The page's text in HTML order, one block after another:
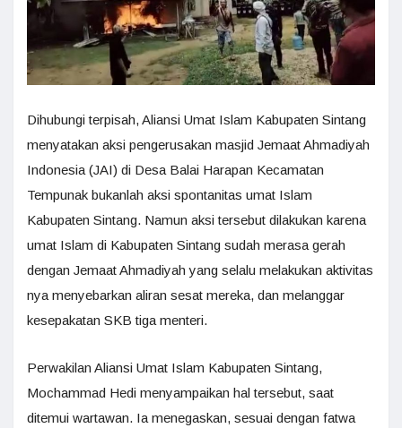
Dihubungi terpisah, Aliansi Umat Islam Kabupaten Sintang
menyatakan aksi pengerusakan masjid Jemaat Ahmadiyah
Indonesia (JAI) di Desa Balai Harapan Kecamatan
Tempunak bukanlah aksi spontanitas umat Islam
Kabupaten Sintang. Namun aksi tersebut dilakukan karena
umat Islam di Kabupaten Sintang sudah merasa gerah
dengan Jemaat Ahmadiyah yang selalu melakukan aktivitas
nya menyebarkan aliran sesat mereka, dan melanggar
kesepakatan SKB tiga menteri.
Perwakilan Aliansi Umat Islam Kabupaten Sintang,
Mochammad Hedi menyampaikan hal tersebut, saat
ditemui wartawan. Ia menegaskan, sesuai dengan fatwa